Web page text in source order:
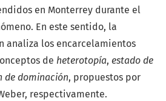
en Monterrey durante el
En este sentido, la
analiza los encarcelamientos
de heterotopía, estado de
de dominación, propuestos por
respectivamente.